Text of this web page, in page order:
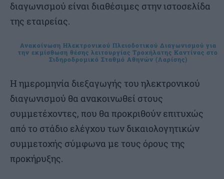
διαγωνισμού είναι διαθέσιμες στην ιστοσελίδα
της εταιρείας.
Ανακοίνωση Ηλεκτρονικού Πλειοδοτικού Διαγωνισμού για
την εκμίσθωση θέσης λειτουργίας Tροχήλατης Kαντίνας στο
Σιδηροδρομικό Σταθμό Αθηνών (Λαρίσης)
Η ημερομηνία διεξαγωγής του ηλεκτρονικού
διαγωνισμού θα ανακοινωθεί στους
συμμετέχοντες, που θα προκριθούν επιτυχώς
από το στάδιο ελέγχου των δικαιολογητικών
συμμετοχής σύμφωνα με τους όρους της
προκήρυξης.